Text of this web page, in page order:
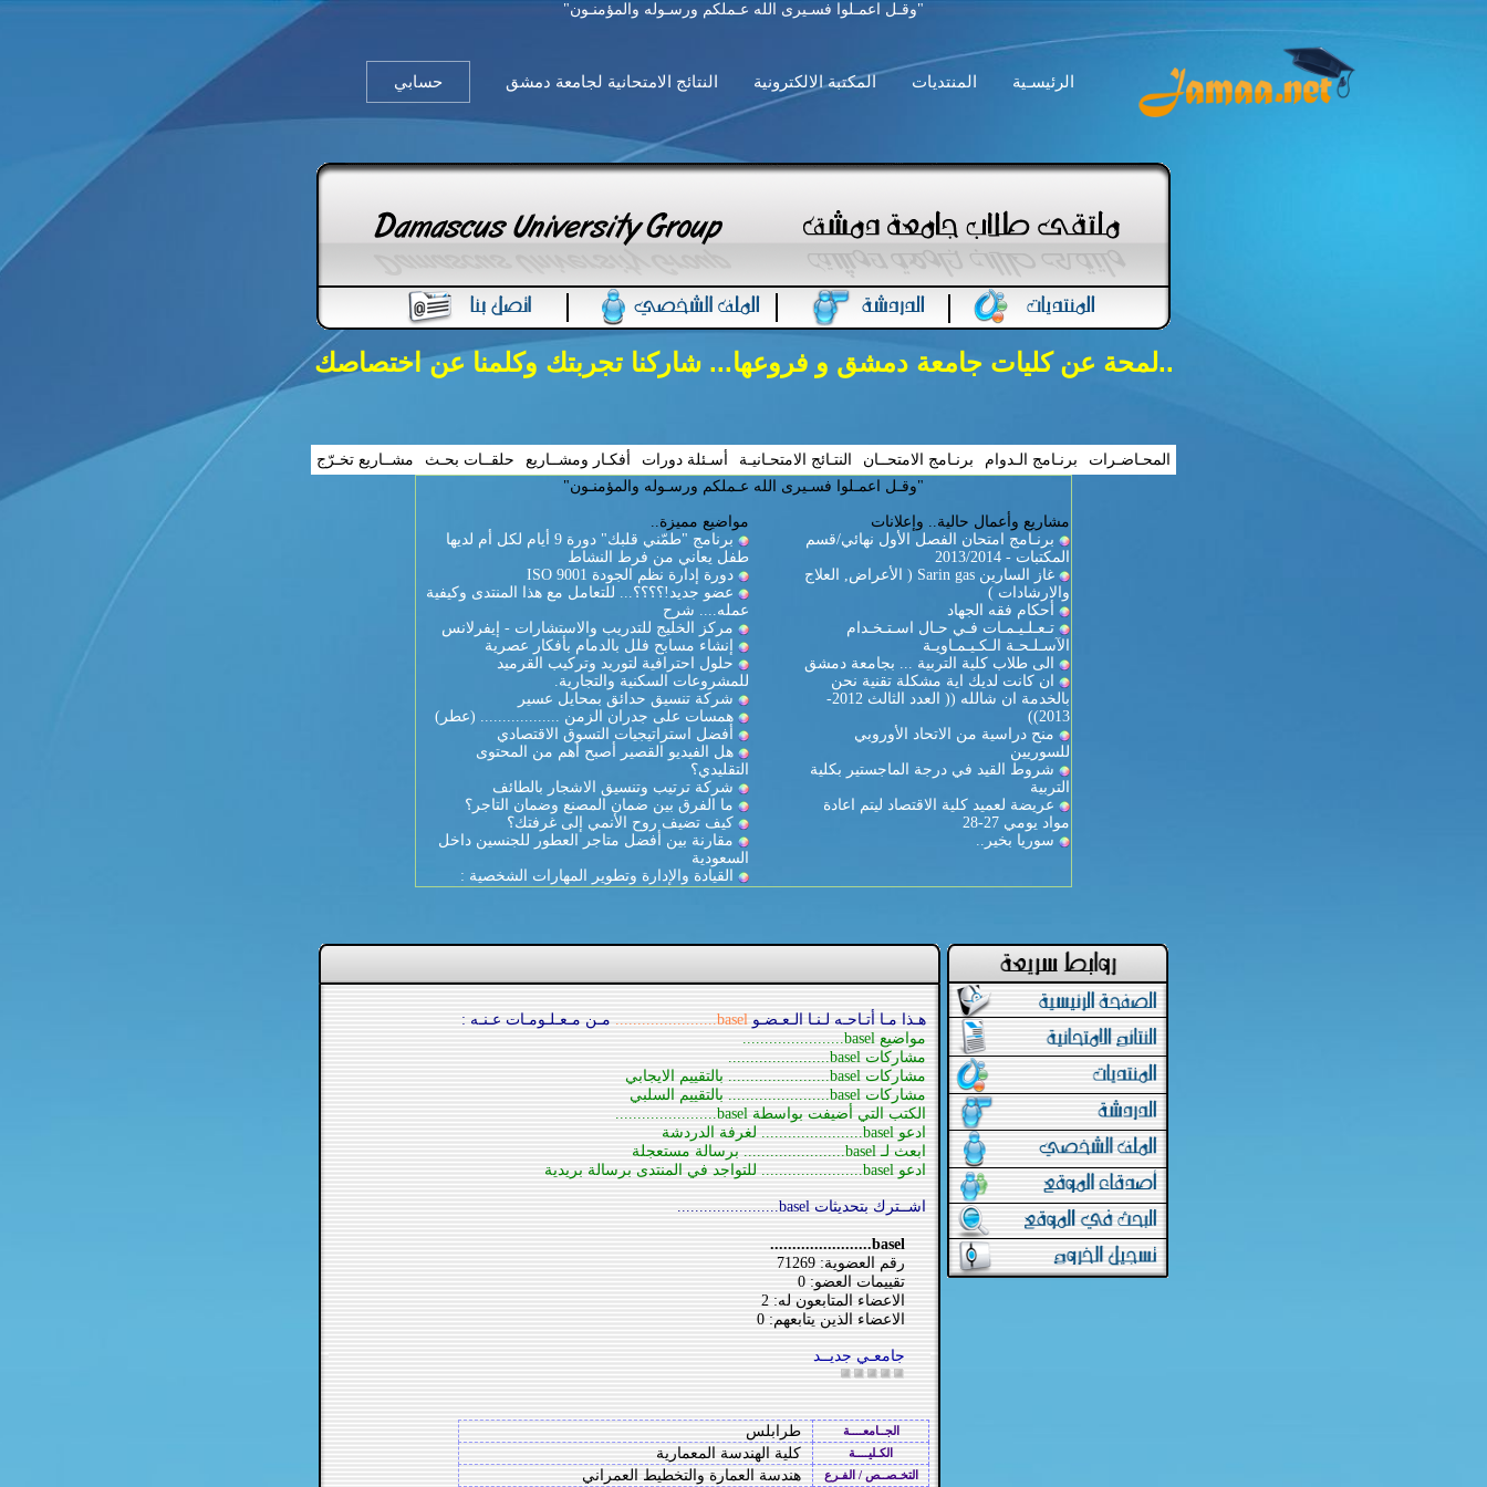
"وقـل اعمـلوا فسـيرى الله عـملكم ورسـوله والمؤمنـون"
الرئيسـية المنتديات المكتبة الالكترونية النتائج الامتحانية لجامعة دمشق حسابي
..لمحة عن كليات جامعة دمشق و فروعها... شاركنا تجربتك وكلمنا عن اختصاصك
المحـاضـرات برنـامج الـدوام برنـامج الامتحــان النتـائج الامتحـانيـة أسـئلة دورات أفكـار ومشــاريع حلقــات بحـث
مشــاريع تخـرّج
"وقـل اعمـلوا فسـيرى الله عـملكم ورسـوله والمؤمنـون"
مشاريع وأعمال حالية.. وإعلانات
برنـامج امتحان الفصل الأول نهائي/قسم
المكتبات - 2013/2014
غاز السارين Sarin gas ( الأعراض, العلاج
والارشادات )
أحكام فقه الجهاد
تـعـلـيـمـات فـي حـال اسـتـخـدام
الآسـلـحـة الـكـيـمـاويـة
الى طلاب كلية التربية ... بجامعة دمشق
ان كانت لديك اية مشكلة تقنية نحن
بالخدمة ان شالله (( العدد الثالث 2012-
2013))
منح دراسية من الاتحاد الأوروبي
للسوريين
شروط القيد في درجة الماجستير بكلية
التربية
عريضة لعميد كلية الاقتصاد ليتم اعادة
مواد يومي 27-28
سوريا بخير..
مواضيع مميزة..
برنامج "طمّني قلبك" دورة 9 أيام لكل أم لديها
طفل يعاني من فرط النشاط
دورة إدارة نظم الجودة ISO 9001
عضو جديد!؟؟؟؟... للتعامل مع هذا المنتدى وكيفية
عمله.... شرح
مركز الخليج للتدريب والاستشارات - إيفرلانس
إنشاء مسابح فلل بالدمام بأفكار عصرية
حلول احترافية لتوريد وتركيب القرميد
للمشروعات السكنية والتجارية.
شركة تنسيق حدائق بمحايل عسير
همسات على جدران الزمن .................. (عطر)
أفضل استراتيجيات التسوق الاقتصادي
هل الفيديو القصير أصبح أهم من المحتوى
التقليدي؟
شركة ترتيب وتنسيق الاشجار بالطائف
ما الفرق بين ضمان المصنع وضمان التاجر؟
كيف تضيف روح الأنمي إلى غرفتك؟
مقارنة بين أفضل متاجر العطور للجنسين داخل
السعودية
القيادة والإدارة وتطوير المهارات الشخصية :
هـذا مـا أتـاحـه لـنـا الـعـضـو basel.......................
مـن مـعـلـومـات عـنـه :
مواضيع basel.......................
مشاركات basel.......................
مشاركات basel....................... بالتقييم الايجابي
مشاركات basel....................... بالتقييم السلبي
الكتب التي أضيفت بواسطة basel.......................
ادعو basel....................... لغرفة الدردشة
ابعث لـ basel....................... برسالة مستعجلة
ادعو basel....................... للتواجد في المنتدى برسالة بريدية
اشــترك بتحديثات basel.......................
basel.......................
رقم العضوية: 71269
تقييمات العضو: 0
الاعضاء المتابعون له: 2
الاعضاء الذين يتابعهم: 0
جامعـي جديــد
الجــامعــــة طرابلس
الكـليــــة كلية الهندسة المعمارية
التخـصــص / الفـرع هندسة العمارة والتخطيط العمراني